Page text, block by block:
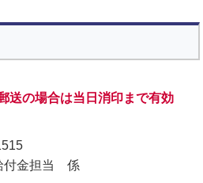
の場合は当日消印まで有効
付金担当 係